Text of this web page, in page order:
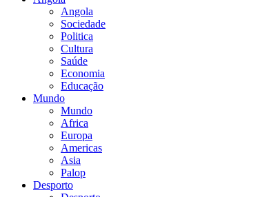
Angola
Sociedade
Politica
Cultura
Saúde
Economia
Educação
Mundo
Mundo
Africa
Europa
Americas
Asia
Palop
Desporto